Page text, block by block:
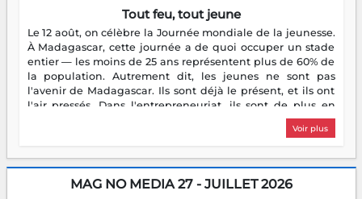
Tout feu, tout jeune
Le 12 août, on célèbre la Journée mondiale de la jeunesse.
À Madagascar, cette journée a de quoi occuper un stade
entier — les moins de 25 ans représentent plus de 60% de
la population. Autrement dit, les jeunes ne sont pas
l'avenir de Madagascar. Ils sont déjà le présent, et ils ont
l'air pressés. Dans l'entrepreneuriat, ils sont de plus en
plus nombreux à se lancer, à créer, à risquer — souvent
sans filet, souvent sans aide, mais toujours avec cette
encore meilleures. Aina Rasamoelina vient de décrocher le
Prix RFI Instrumental Afrique. Miangaly Elia rafle le Prix
Voir plus
MAG NO MEDIA 27 - JUILLET 2026